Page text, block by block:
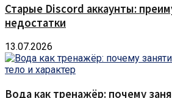
Старые Discord аккаунты:
недостатки
13.07.2026
Вода как тренажёр: почему